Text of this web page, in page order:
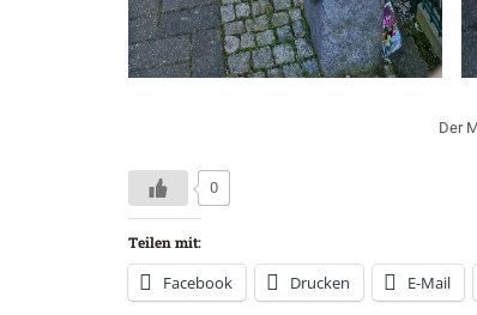
Der
0
Teilen mit:
Facebook Drucken E-Mail